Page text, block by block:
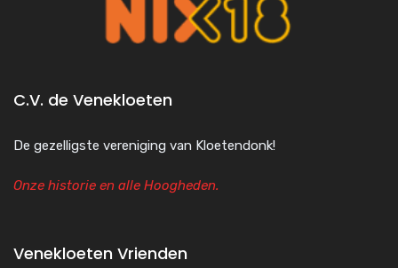
C.V. de Venekloeten
De gezelligste vereniging van Kloetendonk!
Onze historie en alle Hoogheden.
Venekloeten Vrienden